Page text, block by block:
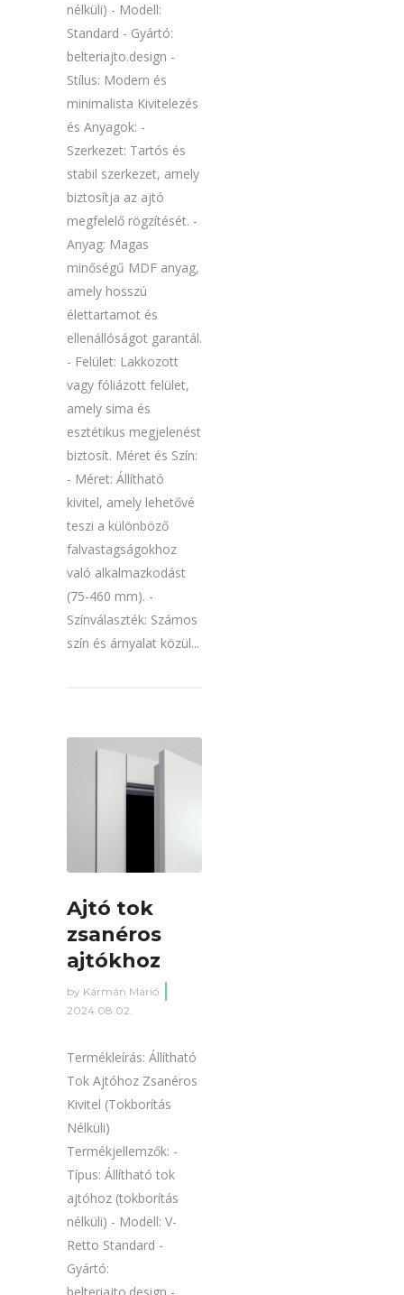
nélküli) - Modell:
Standard - Gyártó:
belteriajto.design -
Stílus: Modern és
minimalista Kivitelezés
és Anyagok: -
Szerkezet: Tartós és
stabil szerkezet, amely
biztosítja az ajtó
megfelelő rögzítését. -
Anyag: Magas
minőségű MDF anyag,
amely hosszú
élettartamot és
ellenállóságot garantál.
- Felület: Lakkozott
vagy fóliázott felület,
amely sima és
esztétikus megjelenést
biztosít. Méret és Szín:
- Méret: Állítható
kivitel, amely lehetővé
teszi a különböző
falvastagságokhoz
való alkalmazkodást
(75-460 mm). -
Színválaszték: Számos
szín és árnyalat közül...
Ajtó tok
zsanéros
ajtókhoz
by Kármán Márió
2024.08.02.
Termékleírás: Állítható
Tok Ajtóhoz Zsanéros
Kivitel (Tokborítás
Nélküli)
Termékjellemzők: -
Típus: Állítható tok
ajtóhoz (tokborítás
nélküli) - Modell: V-
Retto Standard -
Gyártó: